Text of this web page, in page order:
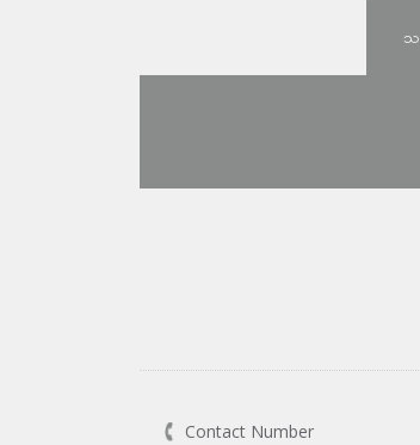
Contact Number